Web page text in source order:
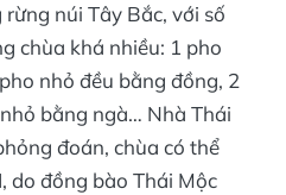
núi Tây Bắc, với số
chùa khá nhiều: 1 pho
nhỏ đều bằng đồng, 2
bằng ngà… Nhà Thái
đoán, chùa có thể
do đồng bào Thái Mộc